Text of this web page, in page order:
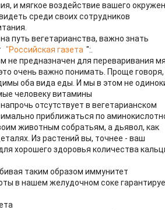
и мягкое воздействие вашего
среди своих сотрудников
путь вегетарианства, важно знать
"Российская газета ":.
не предназначен для переваривания
очень важно понимать. Проще
оба вида еды. И мы в этом не
человеку витамины
отсутствует в вегетарианском
приближаться по
животным собратьям, а дьявол, как
Из растений вы, точнее - ваш
хорошего здоровья количества
таким образом иммунитет
в нашем желудочном соке